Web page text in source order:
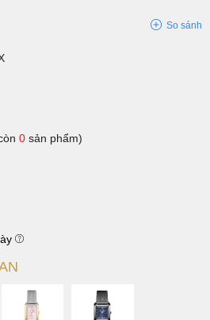
So sánh
0 sản phẩm)